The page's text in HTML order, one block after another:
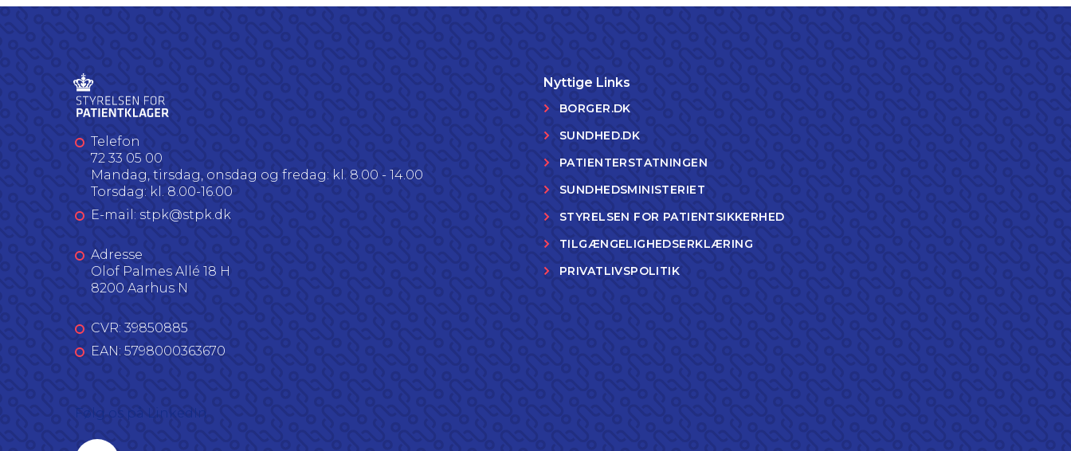
Telefon
72 33 05 00
Mandag, tirsdag, onsdag og fredag: kl. 8.00 - 14.00
Torsdag: kl. 8.00-16.00
E-mail: stpk@stpk.dk
Adresse
Olof Palmes Allé 18 H
8200 Aarhus N
CVR: 39850885
EAN: 5798000363670
Linkedin profil
Nyttige Links
BORGER.DK
SUNDHED.DK
PATIENTERSTATNINGEN
SUNDHEDSMINISTERIET
STYRELSEN FOR PATIENTSIKKERHED
TILGÆNGELIGHEDSERKLÆRING
PRIVATLIVSPOLITIK